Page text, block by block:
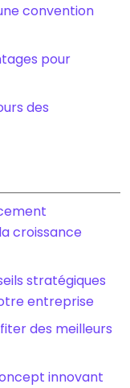
convention
pour
des
croissance
stratégiques
entreprise
des meilleurs
innovant